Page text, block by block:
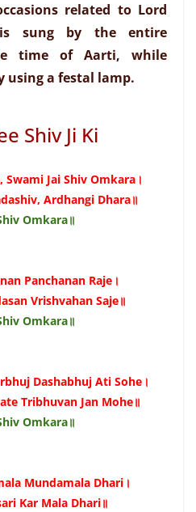
related to Lord
sung by the entire
time of Aarti, while
using a festal lamp.
Shiv Ji Ki
Swami Jai Shiv Omkara।
Ardhangi Dhara॥
Omkara॥
Panchanan Raje।
Vrishvahan Saje॥
Omkara॥
Dashabhuj Ati Sohe।
Tribhuvan Jan Mohe॥
Omkara॥
Mundamala Dhari।
Kar Mala Dhari॥